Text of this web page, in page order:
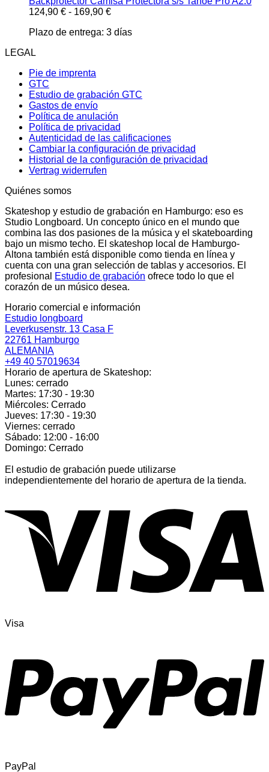
124,90 € - 169,90 €
Plazo de entrega: 3 días
LEGAL
Pie de imprenta
GTC
Estudio de grabación GTC
Gastos de envío
Política de anulación
Política de privacidad
Autenticidad de las calificaciones
Cambiar la configuración de privacidad
Historial de la configuración de privacidad
Vertrag widerrufen
Quiénes somos
Skateshop y estudio de grabación en Hamburgo: eso es
Studio Longboard. Un concepto único en el mundo que
combina las dos pasiones de la música y el skateboarding
bajo un mismo techo. El skateshop local de Hamburgo-
Altona también está disponible como tienda en línea y
cuenta con una gran selección de tablas y accesorios. El
profesional
Estudio de grabación ofrece todo lo que el
corazón de un músico desea.
Horario comercial e información
Estudio longboard
Leverkusenstr. 13 Casa F
22761 Hamburgo
ALEMANIA
+49 40 57019634
Horario de apertura de Skateshop:
Lunes: cerrado
Martes: 17:30 - 19:30
Miércoles: Cerrado
Jueves: 17:30 - 19:30
Viernes: cerrado
Sábado: 12:00 - 16:00
Domingo: Cerrado
El estudio de grabación puede utilizarse
independientemente del horario de apertura de la tienda.
Visa
PayPal